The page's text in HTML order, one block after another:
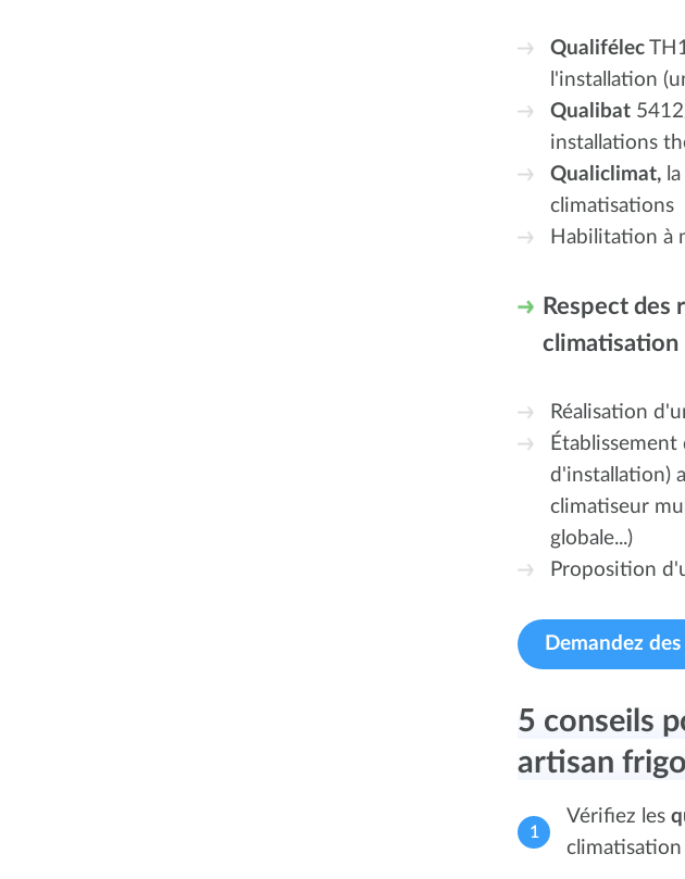
Qualifélec
l'installation
Qualibat
installations
Qualiclimat,
climatisations
Habilitation à
Respect
climatisation
Réalisation
Établissement
d'installation)
climatiseur
globale...)
Proposition
Demandez
5 conseils
artisan
Vérifiez les
climatisation